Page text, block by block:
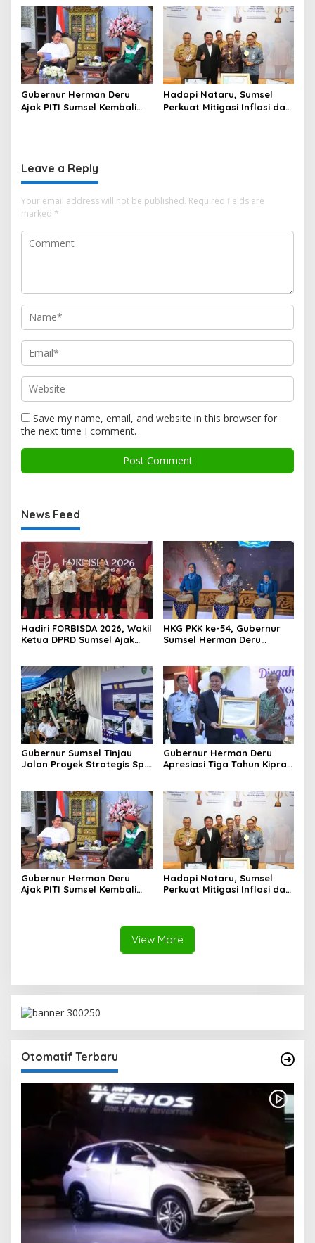
Desa Keman OKI
Pilar Keadilan Tata Usaha
Negara
Gubernur Herman Deru
Ajak PITI Sumsel Kembali
Hadapi Nataru, Sumsel
Perkuat Mitigasi Inflasi dan
Leave a Reply
Your email address will not be published. Required fields are
marked *
Save my name, email, and website in this browser for
the next time I comment.
News Feed
Hadiri FORBISDA 2026, Wakil
Ketua DPRD Sumsel Ajak
HKG PKK ke-54, Gubernur
Sumsel Herman Deru
Perempuan
Gubernur Sumsel Tinjau
Jalan Proyek Strategis Sp.
Gubernur Herman Deru
Apresiasi Tiga Tahun Kiprah
Negara
Gubernur Herman Deru
Ajak PITI Sumsel Kembali
Hadapi Nataru, Sumsel
Perkuat Mitigasi Inflasi dan
View More
Otomatif Terbaru